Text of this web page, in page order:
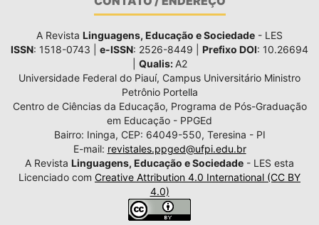
A Revista Linguagens, Educação e Sociedade - LES
ISSN: 1518-0743 | e-ISSN: 2526-8449 | Prefixo DOI: 10.26694
Qualis: A2
Universidade Federal do Piauí, Campus Universitário Ministro
Petrônio Portella
Centro de Ciências da Educação, Programa de Pós-Graduação
em Educação - PPGEd
Bairro: Ininga, CEP: 64049-550, Teresina - PI
E-mail: revistales.ppged@ufpi.edu.br
A Revista Linguagens, Educação e Sociedade - LES esta
Licenciado com Creative Attribution 4.0 International (CC BY
4.0)